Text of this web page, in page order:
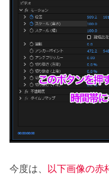
今度は、 以下画像の赤